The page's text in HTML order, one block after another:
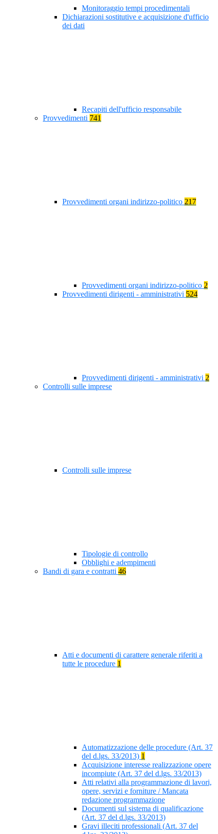
Monitoraggio tempi procedimentali
Dichiarazioni sostitutive e acquisizione d'ufficio
dei dati
Recapiti dell'ufficio responsabile
Provvedimenti 741
Provvedimenti organi indirizzo-politico 217
Provvedimenti organi indirizzo-politico 2
Provvedimenti dirigenti - amministrativi 524
Provvedimenti dirigenti - amministrativi 2
Controlli sulle imprese
Controlli sulle imprese
Tipologie di controllo
Obblighi e adempimenti
Bandi di gara e contratti 46
Atti e documenti di carattere generale riferiti a
tutte le procedure 1
Automatizzazione delle procedure (Art. 37
del d.lgs. 33/2013) 1
Acquisizione interesse realizzazione opere
incompiute (Art. 37 del d.lgs. 33/2013)
Atti relativi alla programmazione di lavori,
opere, servizi e forniture / Mancata
redazione programmazione
Documenti sul sistema di qualificazione
(Art. 37 del d.lgs. 33/2013)
Gravi illeciti professionali (Art. 37 del